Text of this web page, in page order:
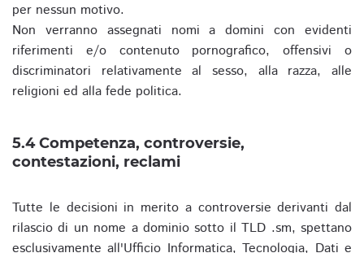
per nessun motivo.
Non verranno assegnati nomi a domini con evidenti
riferimenti e/o contenuto pornografico, offensivi o
discriminatori relativamente al sesso, alla razza, alle
religioni ed alla fede politica.
5.4 Competenza, controversie,
contestazioni, reclami
Tutte le decisioni in merito a controversie derivanti dal
rilascio di un nome a dominio sotto il TLD .sm, spettano
esclusivamente all'Ufficio Informatica, Tecnologia, Dati e